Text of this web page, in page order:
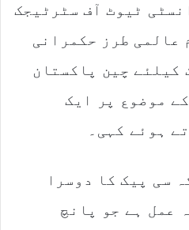
ٹیوٹ آف سٹرٹیجک
عالمی طرز حکمرانی
کیلئے چین پاکستان
موضوع پر ایک
ہوئے کہی۔
سی پیک کا دوسرا
عمل ہے جو پانچ